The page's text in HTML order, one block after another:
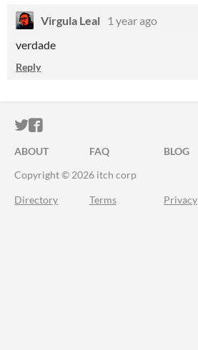
Virgula Leal
1 year ago
verdade
Reply
ITCH.IO ON TWITTER
ITCH.IO ON FACEBOOK
ABOUT FAQ BLOG
Copyright © 2026 itch corp
Directory Terms Privacy